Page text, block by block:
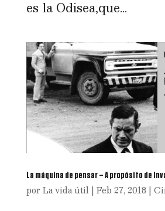
es la Odisea,que...
La máquina de pensar – A propósito de
por La vida útil| Feb 27, 2018 |